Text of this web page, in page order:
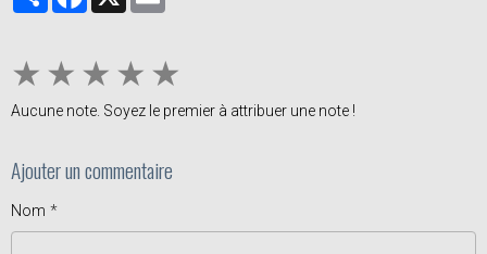
★ ★ ★ ★ ★
Aucune note. Soyez le premier à attribuer une note !
Ajouter un commentaire
Nom